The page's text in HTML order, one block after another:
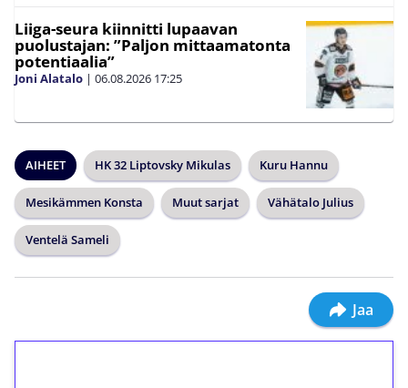
Liiga-seura kiinnitti lupaavan
puolustajan: ”Paljon mittaamatonta
potentiaalia”
Joni Alatalo | 06.08.2026 17:25
AIHEET HK 32 Liptovsky Mikulas Kuru Hannu
Mesikämmen Konsta Muut sarjat Vähätalo Julius
Ventelä Sameli
Jaa